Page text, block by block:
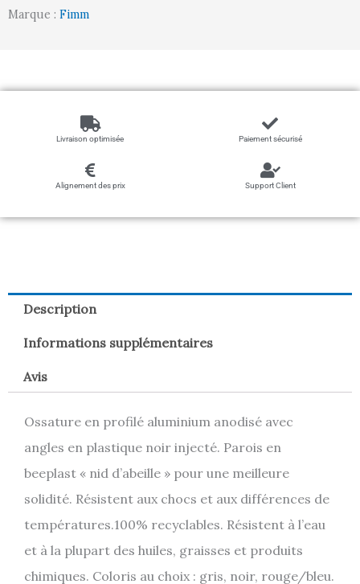
Marque : Fimm
Livraison optimisée Paiement sécurisé
Alignement des prix Support Client
Description
Informations supplémentaires
Avis
Ossature en profilé aluminium anodisé avec
angles en plastique noir injecté. Parois en
beeplast « nid d’abeille » pour une meilleure
solidité. Résistent aux chocs et aux différences de
températures.100% recyclables. Résistent à l’eau
et à la plupart des huiles, graisses et produits
chimiques. Coloris au choix : gris, noir, rouge/bleu.